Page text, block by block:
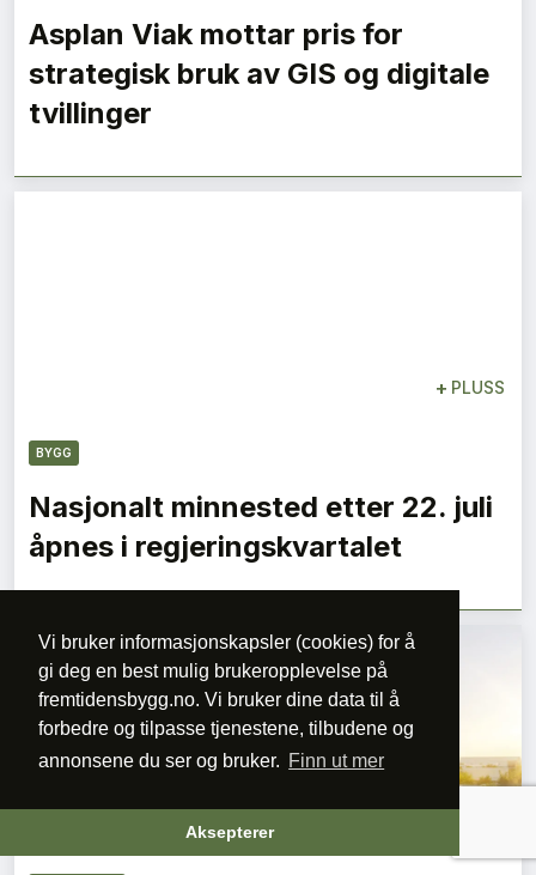
Vi bruker informasjonskapsler (cookies) for å
gi deg en best mulig brukeropplevelse på
fremtidensbygg.no. Vi bruker dine data til å
forbedre og tilpasse tjenestene, tilbudene og
annonsene du ser og bruker. Finn ut mer
Aksepterer
Asplan Viak mottar pris for
strategisk bruk av GIS og digitale
tvillinger
+ PLUSS
BYGG
Nasjonalt minnested etter 22. juli
åpnes i regjeringskvartalet